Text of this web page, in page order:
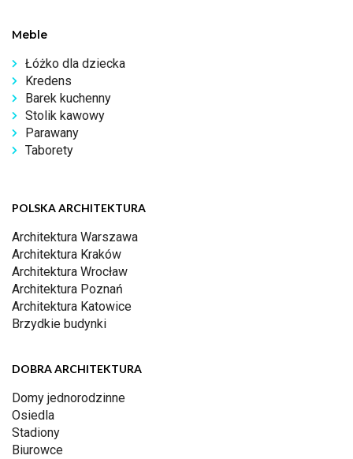
Meble
Łóżko dla dziecka
Kredens
Barek kuchenny
Stolik kawowy
Parawany
Taborety
POLSKA ARCHITEKTURA
Architektura Warszawa
Architektura Kraków
Architektura Wrocław
Architektura Poznań
Architektura Katowice
Brzydkie budynki
DOBRA ARCHITEKTURA
Domy jednorodzinne
Osiedla
Stadiony
Biurowce